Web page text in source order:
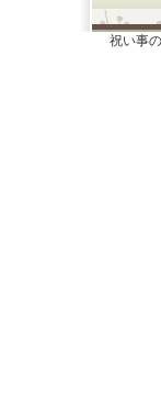
祝い事